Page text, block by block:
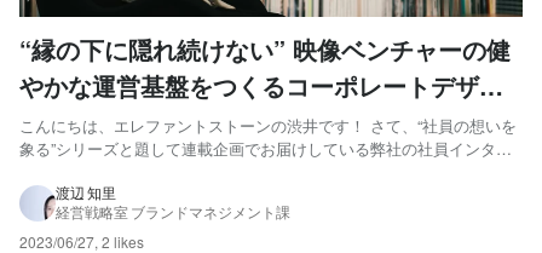
“縁の下に隠れ続けない” 映像ベンチャーの健
やかな運営基盤をつくるコーポレートデザイ
ン課で働く意義
こんにちは、エレファントストーンの渋井です！ さて、“社員の想いを
象る”シリーズと題して連載企画でお届けしている弊社の社員インタビ
タビューしました。 普段の業務でのこだわりや、コーポレートデザイ
ン課としてかける想いをご紹介します。 【経営戦略室 コー...
渡辺 知里
経営戦略室 ブランドマネジメント課
2023/06/27, 2 likes